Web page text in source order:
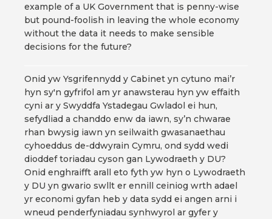
example of a UK Government that is penny-wise
but pound-foolish in leaving the whole economy
without the data it needs to make sensible
decisions for the future?
Onid yw Ysgrifennydd y Cabinet yn cytuno mai’r
hyn sy'n gyfrifol am yr anawsterau hyn yw effaith
cyni ar y Swyddfa Ystadegau Gwladol ei hun,
sefydliad a chanddo enw da iawn, sy’n chwarae
rhan bwysig iawn yn seilwaith gwasanaethau
cyhoeddus de-ddwyrain Cymru, ond sydd wedi
dioddef toriadau cyson gan Lywodraeth y DU?
Onid enghraifft arall eto fyth yw hyn o Lywodraeth
y DU yn gwario swllt er ennill ceiniog wrth adael
yr economi gyfan heb y data sydd ei angen arni i
wneud penderfyniadau synhwyrol ar gyfer y